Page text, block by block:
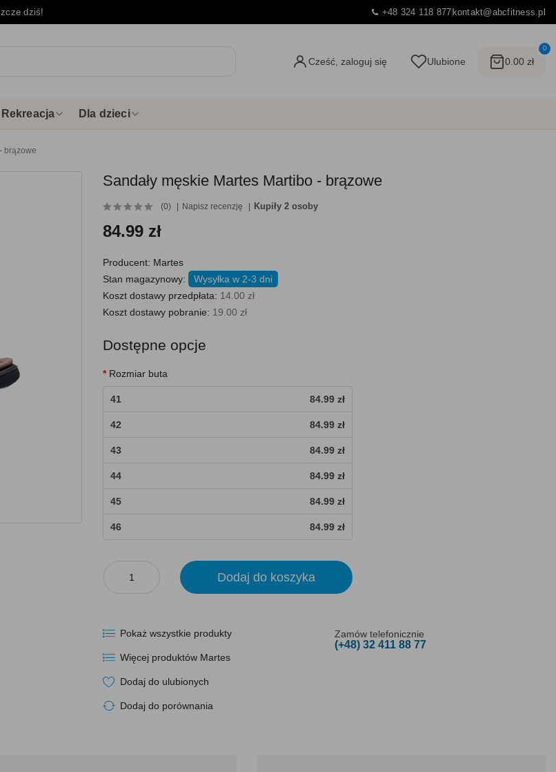
dziś! +48 324 118 877kontakt@abcfitness.pl
Cześć, zaloguj się Ulubione
0
0.00 zł
Rekreacja Dla dzieci
brązowe
Sandały męskie Martes Martibo - brązowe
(0) Napisz recenzję Kupiły 2 osoby
84.99 zł
Producent: Martes
Stan magazynowy:
Wysyłka w 2-3 dni
Koszt dostawy przedpłata: 14.00 zł
Koszt dostawy pobranie: 19.00 zł
Dostępne opcje
Rozmiar buta
41 84.99 zł
42 84.99 zł
43 84.99 zł
44 84.99 zł
45 84.99 zł
46 84.99 zł
Dodaj do koszyka
Pokaż wszystkie produkty
Więcej produktów Martes
Dodaj do ulubionych
Dodaj do porównania
Zamów telefonicznie
(+48) 32 411 88 77